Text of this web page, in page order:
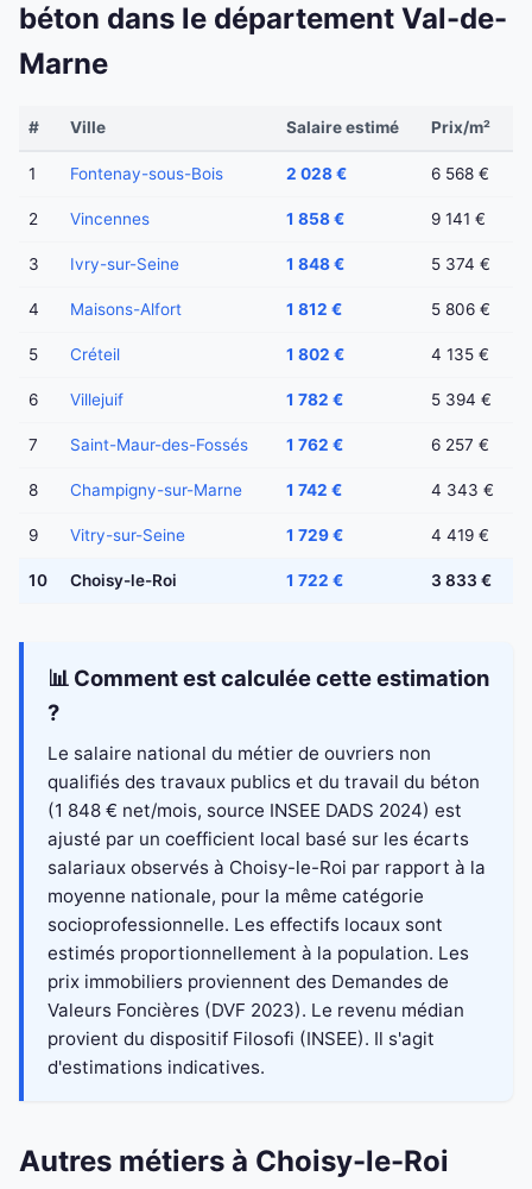
béton dans le département Val-de-
Marne
# Ville Salaire estimé Prix/m²
1 Fontenay-sous-Bois 2 028 € 6 568 €
2 Vincennes 1 858 € 9 141 €
3 Ivry-sur-Seine 1 848 € 5 374 €
4 Maisons-Alfort 1 812 € 5 806 €
5 Créteil 1 802 € 4 135 €
6 Villejuif 1 782 € 5 394 €
7 Saint-Maur-des-Fossés 1 762 € 6 257 €
8 Champigny-sur-Marne 1 742 € 4 343 €
9 Vitry-sur-Seine 1 729 € 4 419 €
10 Choisy-le-Roi 1 722 € 3 833 €
📊 Comment est calculée cette estimation
?
Le salaire national du métier de ouvriers non
qualifiés des travaux publics et du travail du béton
(1 848 € net/mois, source INSEE DADS 2024) est
ajusté par un coefficient local basé sur les écarts
salariaux observés à Choisy-le-Roi par rapport à la
moyenne nationale, pour la même catégorie
socioprofessionnelle. Les effectifs locaux sont
estimés proportionnellement à la population. Les
prix immobiliers proviennent des Demandes de
Valeurs Foncières (DVF 2023). Le revenu médian
provient du dispositif Filosofi (INSEE). Il s'agit
d'estimations indicatives.
Autres métiers à Choisy-le-Roi